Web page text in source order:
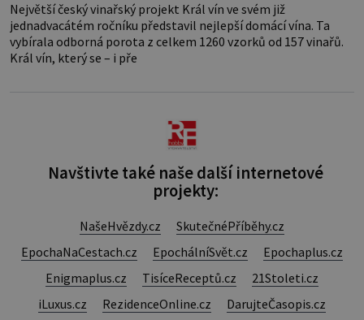
Největší český vinařský projekt Král vín ve svém již
jednadvacátém ročníku představil nejlepší domácí vína. Ta
vybírala odborná porota z celkem 1260 vzorků od 157 vinařů.
Král vín, který se – i pře
Navštivte také naše další internetové
projekty:
NašeHvězdy.cz
SkutečnéPříběhy.cz
EpochaNaCestach.cz
EpochálníSvět.cz
Epochaplus.cz
Enigmaplus.cz
TisíceReceptů.cz
21Stoleti.cz
iLuxus.cz
RezidenceOnline.cz
DarujteČasopis.cz